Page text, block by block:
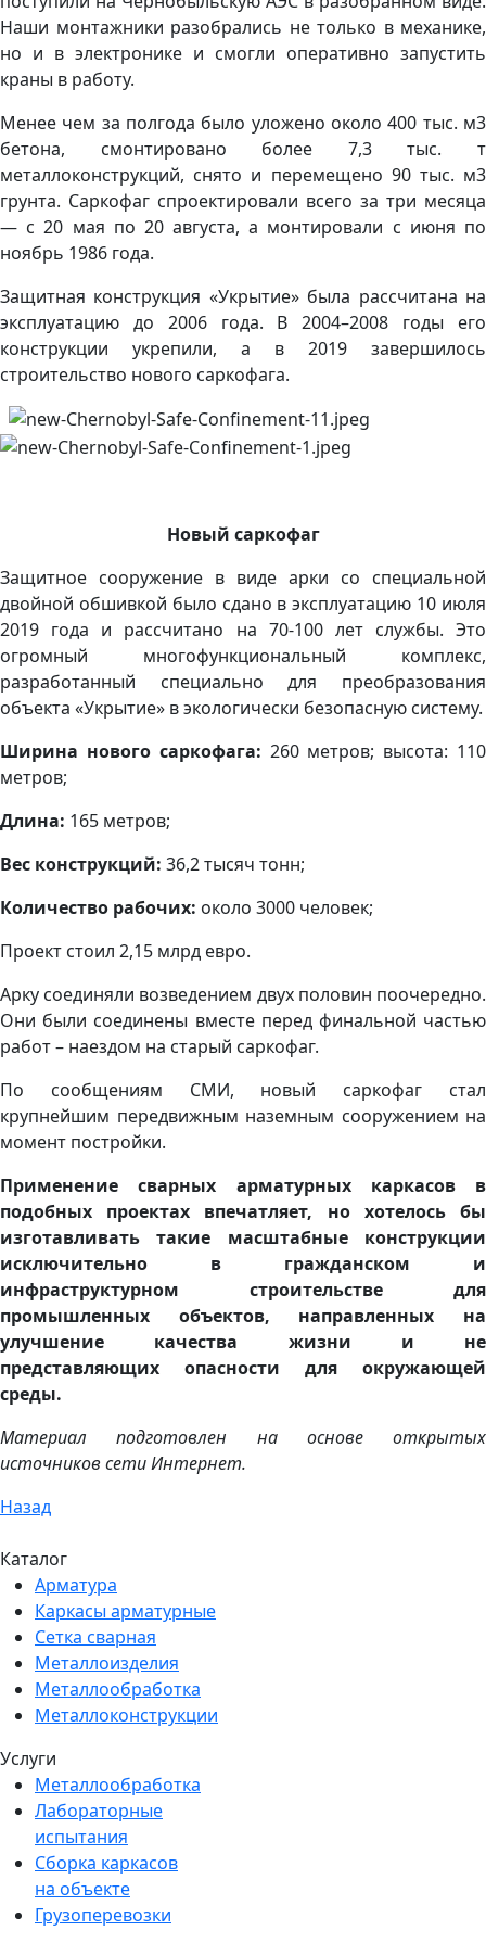
Наши монтажники разобрались не только в механике,
но и в электронике и смогли оперативно запустить
краны в работу.
Менее чем за полгода было уложено около 400 тыс. м3
бетона, смонтировано более 7,3 тыс. т
металлоконструкций, снято и перемещено 90 тыс. м3
грунта. Саркофаг спроектировали всего за три месяца
— с 20 мая по 20 августа, а монтировали с июня по
ноябрь 1986 года.
Защитная конструкция «Укрытие» была рассчитана на
эксплуатацию до 2006 года. В 2004–2008 годы его
конструкции укрепили, а в 2019 завершилось
строительство нового саркофага.
Новый саркофаг
Защитное сооружение в виде арки со специальной
двойной обшивкой было сдано в эксплуатацию 10 июля
2019 года и рассчитано на 70-100 лет службы. Это
огромный многофункциональный комплекс,
разработанный специально для преобразования
объекта «Укрытие» в экологически безопасную систему.
Ширина нового саркофага: 260 метров; высота: 110
метров;
Длина: 165 метров;
Вес конструкций: 36,2 тысяч тонн;
Количество рабочих: около 3000 человек;
Проект стоил 2,15 млрд евро.
Арку соединяли возведением двух половин поочередно.
Они были соединены вместе перед финальной частью
работ – наездом на старый саркофаг.
По сообщениям СМИ, новый саркофаг стал
крупнейшим передвижным наземным сооружением на
момент постройки.
Применение сварных арматурных каркасов в
подобных проектах впечатляет, но хотелось бы
изготавливать такие масштабные конструкции
исключительно в гражданском и
инфраструктурном строительстве для
промышленных объектов, направленных на
улучшение качества жизни и не
представляющих опасности для окружающей
среды.
Материал подготовлен на основе открытых
источников сети Интернет.
Назад
Каталог
Арматура
Каркасы арматурные
Сетка сварная
Металлоизделия
Металлообработка
Металлоконструкции
Услуги
Металлообработка
Лабораторные
испытания
Сборка каркасов
на объекте
Грузоперевозки